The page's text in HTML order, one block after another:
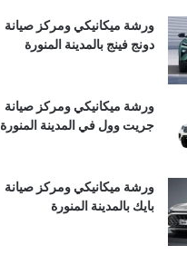
ورشة ميكانيكي ومركز صيانة
دونج فينج بالمدينة المنورة
ورشة ميكانيكي ومركز صيانة
جريت وول في المدينة المنورة
ورشة ميكانيكي ومركز صيانة
بايك بالمدينة المنورة